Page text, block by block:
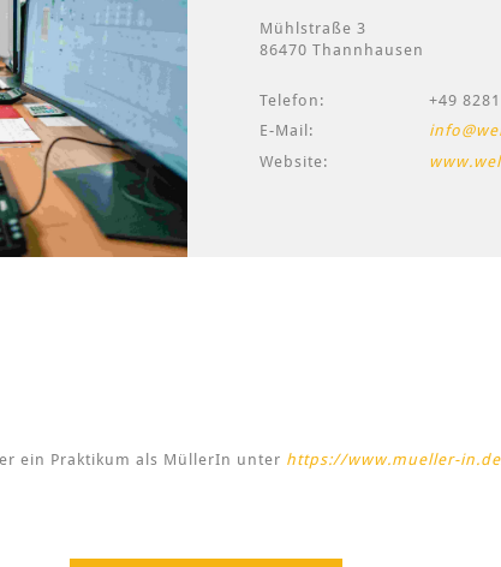
Mühlstraße 3
86470 Thannhausen
Telefon:
+49
E-Mail:
Website:
ein Praktikum als MüllerIn unter https://www.mueller-